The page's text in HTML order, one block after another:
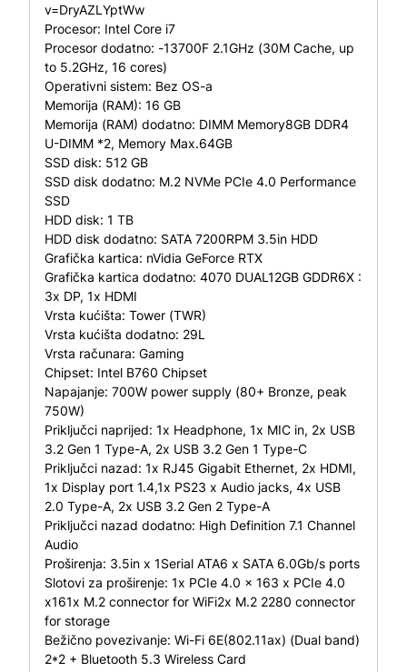
v=DryAZLYptWw
Procesor: Intel Core i7
Procesor dodatno: -13700F 2.1GHz (30M Cache, up
to 5.2GHz, 16 cores)
Operativni sistem: Bez OS-a
Memorija (RAM): 16 GB
Memorija (RAM) dodatno: DIMM Memory8GB DDR4
U-DIMM *2, Memory Max.64GB
SSD disk: 512 GB
SSD disk dodatno: M.2 NVMe PCIe 4.0 Performance
SSD
HDD disk: 1 TB
HDD disk dodatno: SATA 7200RPM 3.5in HDD
Grafička kartica: nVidia GeForce RTX
Grafička kartica dodatno: 4070 DUAL12GB GDDR6X :
3x DP, 1x HDMI
Vrsta kućišta: Tower (TWR)
Vrsta kućišta dodatno: 29L
Vrsta računara: Gaming
Chipset: Intel B760 Chipset
Napajanje: 700W power supply (80+ Bronze, peak
750W)
Priključci naprijed: 1x Headphone, 1x MIC in, 2x USB
3.2 Gen 1 Type-A, 2x USB 3.2 Gen 1 Type-C
Priključci nazad: 1x RJ45 Gigabit Ethernet, 2x HDMI,
1x Display port 1.4,1x PS23 x Audio jacks, 4x USB
2.0 Type-A, 2x USB 3.2 Gen 2 Type-A
Priključci nazad dodatno: High Definition 7.1 Channel
Audio
Proširenja: 3.5in x 1Serial ATA6 x SATA 6.0Gb/s ports
Slotovi za proširenje: 1x PCIe 4.0 x 163 x PCIe 4.0
x161x M.2 connector for WiFi2x M.2 2280 connector
for storage
Bežično povezivanje: Wi-Fi 6E(802.11ax) (Dual band)
2*2 + Bluetooth 5.3 Wireless Card